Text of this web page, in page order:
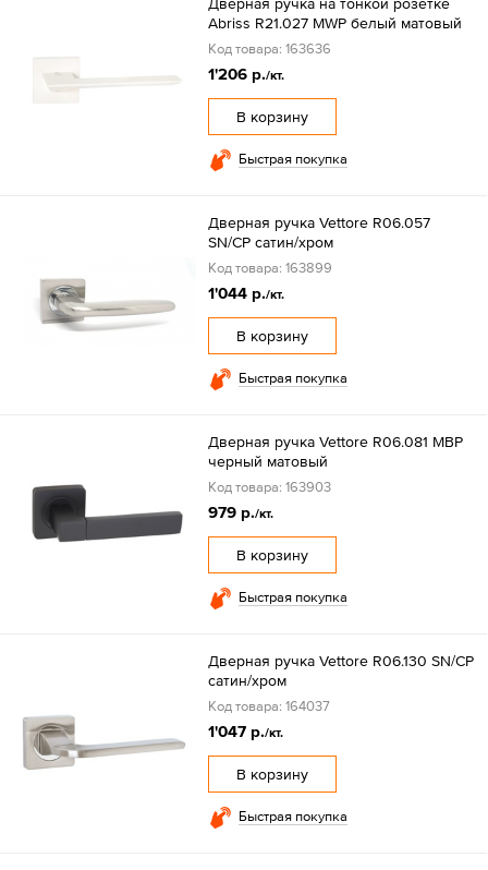
Дверная ручка на тонкой розетке
Abriss R21.027 MWP белый матовый
Код товара: 163636
1'206 р./кт.
В корзину
Быстрая покупка
Дверная ручка Vettore R06.057
SN/CP сатин/хром
Код товара: 163899
1'044 р./кт.
В корзину
Быстрая покупка
Дверная ручка Vettore R06.081 MBP
черный матовый
Код товара: 163903
979 р./кт.
В корзину
Быстрая покупка
Дверная ручка Vettore R06.130 SN/CP
сатин/хром
Код товара: 164037
1'047 р./кт.
В корзину
Быстрая покупка